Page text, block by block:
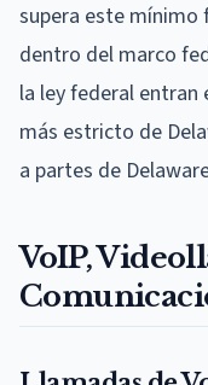
supera este mínimo
dentro del marco
la ley federal entran
más estricto de
a partes de
VoIP,